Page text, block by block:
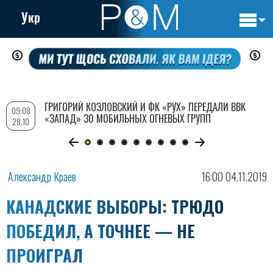
Перейти
содержанию
Укр
Александр Краев 16:00 04.11.2019
КАНАДСКИЕ ВЫБОРЫ: ТРЮДО
ПОБЕДИЛ, А ТОЧНЕЕ — НЕ
ПРОИГРАЛ
09:08
28.10
ГРИГОРИЙ КОЗЛОВСКИЙ И ФК «РУХ» ПЕРЕДАЛИ ВВК
«ЗАПАД» 30 МОБИЛЬНЫХ ОГНЕВЫХ ГРУПП